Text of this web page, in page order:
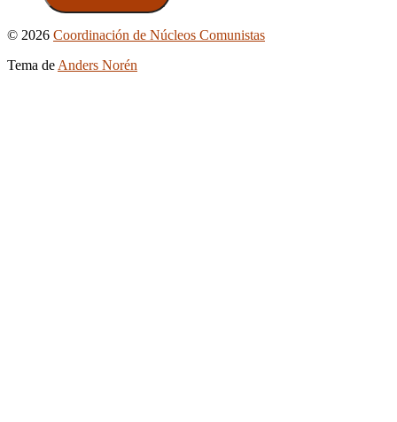
Ir
© 2026 Coordinación de Núcleos Comunistas
Tema de Anders Norén